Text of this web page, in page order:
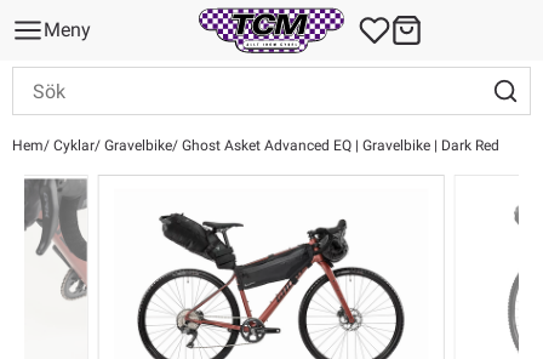
Meny
Hem Cyklar Gravelbike Ghost Asket Advanced EQ | Gravelbike | Dark Red